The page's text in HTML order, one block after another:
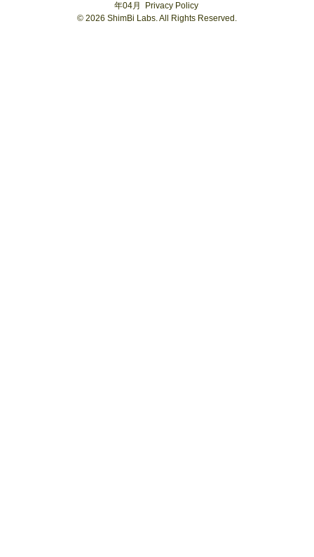
年04月
Privacy Policy
© 2026 ShimBi Labs. All Rights Reserved.